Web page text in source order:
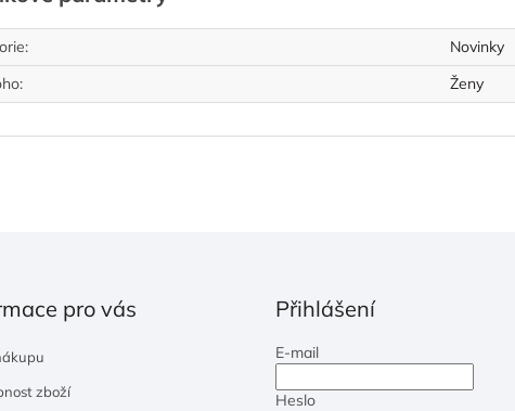
:
Novinky
: Ženy
pro vás
zboží
Přihlášení
E-mail
Heslo